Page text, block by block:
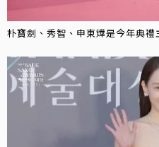
朴寶劍、秀智、申東燁是今年典